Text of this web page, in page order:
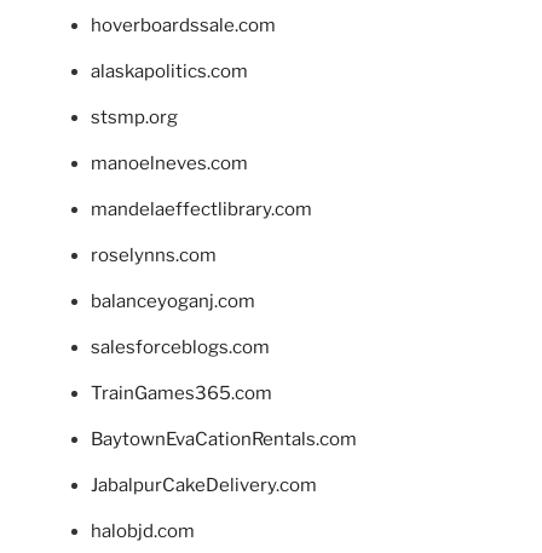
hoverboardssale.com
alaskapolitics.com
stsmp.org
manoelneves.com
mandelaeffectlibrary.com
roselynns.com
balanceyoganj.com
salesforceblogs.com
TrainGames365.com
BaytownEvaCationRentals.com
JabalpurCakeDelivery.com
halobjd.com